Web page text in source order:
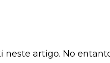
neste artigo. No